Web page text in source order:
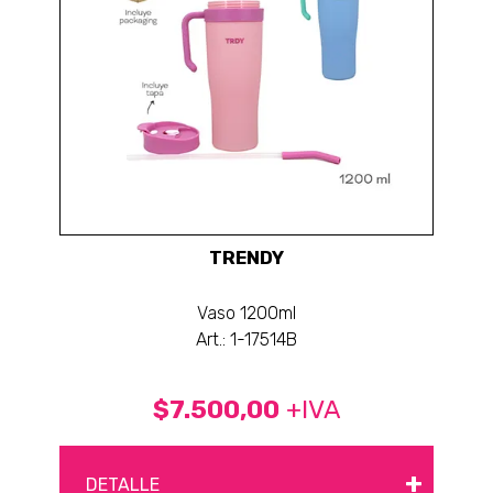
TRENDY
Vaso 1200ml
Art.: 1-17514B
$7.500,00 +IVA
DETALLE +